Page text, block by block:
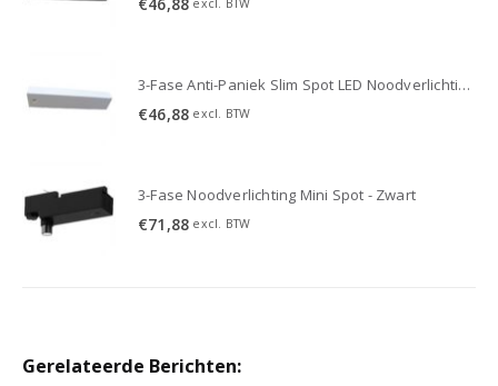
€46,88 excl. BTW
3-Fase Anti-Paniek Slim Spot LED Noodverlichting 3W - Wit
€46,88 excl. BTW
3-Fase Noodverlichting Mini Spot - Zwart
€71,88 excl. BTW
Gerelateerde Berichten: